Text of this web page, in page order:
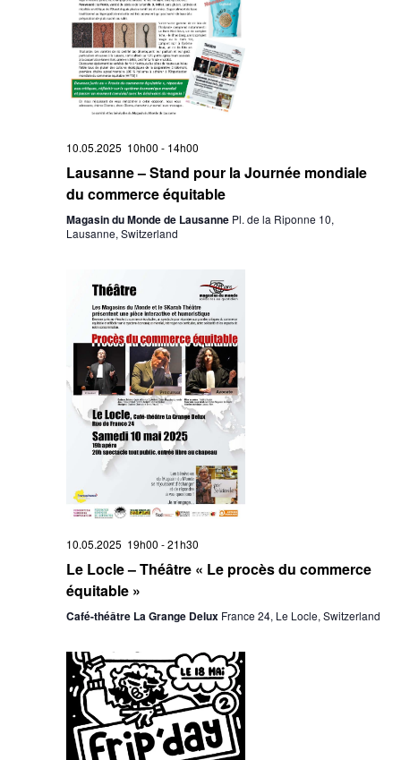
10.05.2025 10h00 - 14h00
Lausanne – Stand pour la Journée mondiale
du commerce équitable
Magasin du Monde de Lausanne Pl. de la Riponne 10,
Lausanne, Switzerland
10.05.2025 19h00 -21h30
Le Locle – Théâtre « Le procès du commerce
équitable »
Café-théâtre La Grange Delux France 24, Le Locle, Switzerland